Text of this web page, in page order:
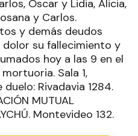
Oscar y Lidia, Alicia,
y Carlos.
y demás deudos
su fallecimiento y
hoy a las 9 en el
Sala 1,
Rivadavia 1284.
MUTUAL
Montevideo 132.